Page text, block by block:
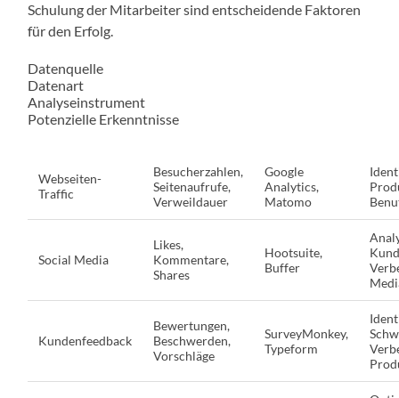
Schulung der Mitarbeiter sind entscheidende Faktoren
für den Erfolg.
Datenquelle
Datenart
Analyseinstrument
Potenzielle Erkenntnisse
Webseiten-
Traffic
Besucherzahlen,
Seitenaufrufe,
Verweildauer
Google
Analytics,
Matomo
Social Media
Likes,
Kommentare,
Shares
Hootsuite,
Buffer
Kundenfeedback
Bewertungen,
Beschwerden,
Vorschläge
SurveyMonkey,
Typeform